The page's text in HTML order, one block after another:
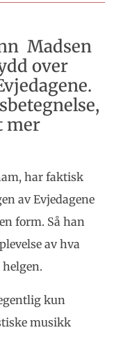
Madsen
over
mer
har faktisk
av Evjedagene
form. Så han
av hva
kun
musikk